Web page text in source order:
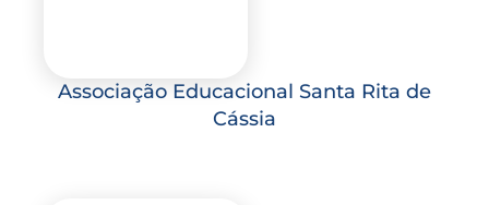
Associação Educacional Santa Rita de
Cássia